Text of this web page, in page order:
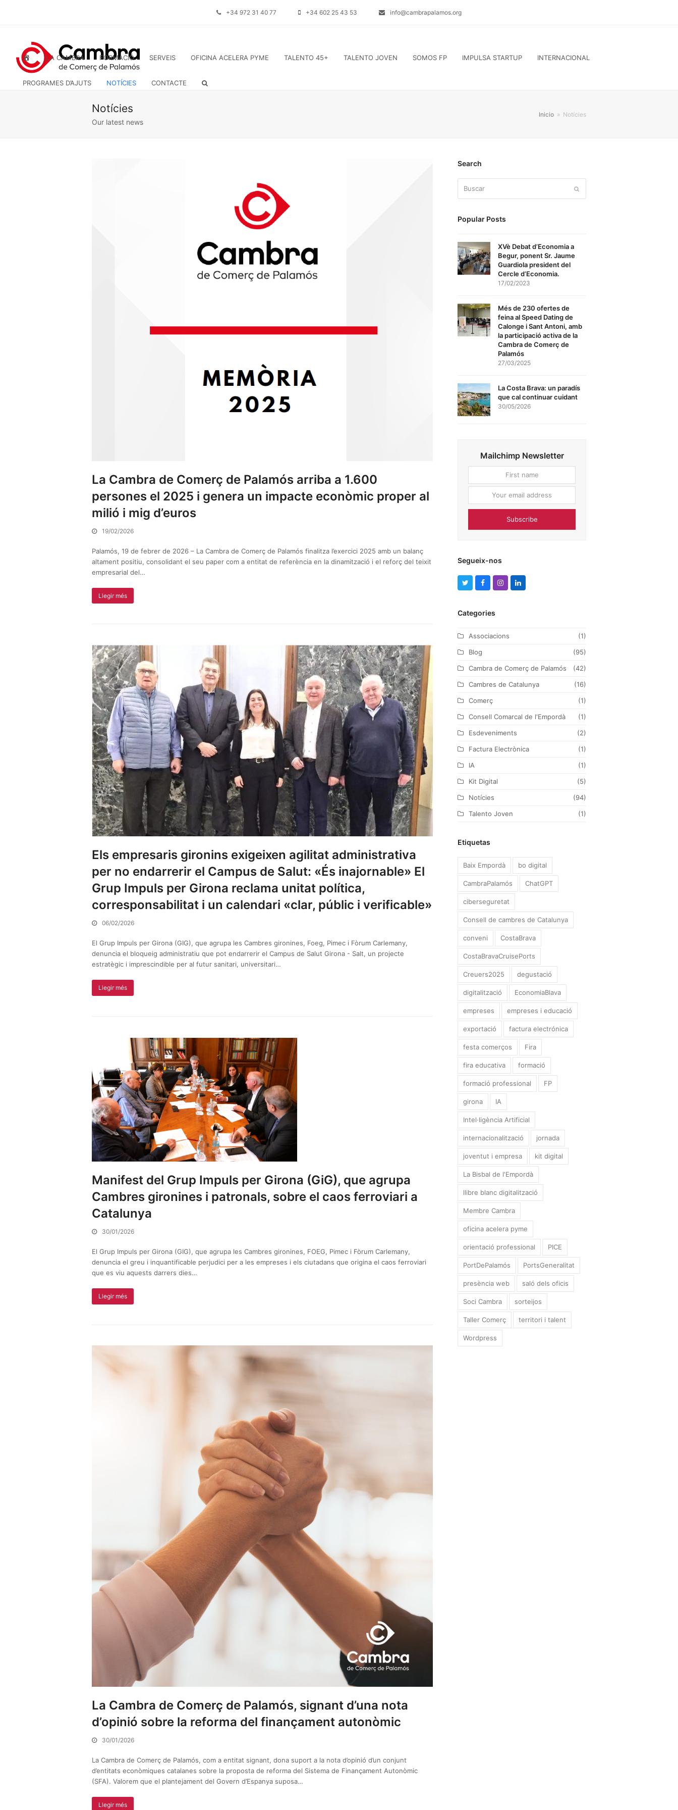
+34 972 31 40 77 +34 602 25 43 53 info@cambrapalamos.org
INICI LA CAMBRA FORMACIÓ SERVEIS OFICINA ACELERA PYME TALENTO 45+ TALENTO JOVEN SOMOS FP IMPULSA STARTUP INTERNACIONAL
PROGRAMES D’AJUTS NOTÍCIES CONTACTE
Notícies
Our latest news
Inicio » Notícies
La Cambra de Comerç de Palamós arriba a 1.600
persones el 2025 i genera un impacte econòmic proper al
milió i mig d’euros
19/02/2026
Palamós, 19 de febrer de 2026 – La Cambra de Comerç de Palamós finalitza l’exercici 2025 amb un balanç
altament positiu, consolidant el seu paper com a entitat de referència en la dinamització i el reforç del teixit
empresarial del…
Llegir més
Els empresaris gironins exigeixen agilitat administrativa
per no endarrerir el Campus de Salut: «És inajornable» El
Grup Impuls per Girona reclama unitat política,
corresponsabilitat i un calendari «clar, públic i verificable»
06/02/2026
El Grup Impuls per Girona (GIG), que agrupa les Cambres gironines, Foeg, Pimec i Fòrum Carlemany,
denuncia el bloqueig administratiu que pot endarrerir el Campus de Salut Girona - Salt, un projecte
estratègic i imprescindible per al futur sanitari, universitari…
Llegir més
Manifest del Grup Impuls per Girona (GiG), que agrupa
Cambres gironines i patronals, sobre el caos ferroviari a
Catalunya
30/01/2026
El Grup Impuls per Girona (GIG), que agrupa les Cambres gironines, FOEG, Pimec i Fòrum Carlemany,
denuncia el greu i inquantificable perjudici per a les empreses i els ciutadans que origina el caos ferroviari
que es viu aquests darrers dies…
Llegir més
La Cambra de Comerç de Palamós, signant d’una nota
d’opinió sobre la reforma del finançament autonòmic
30/01/2026
La Cambra de Comerç de Palamós, com a entitat signant, dona suport a la nota d’opinió d’un conjunt
d’entitats econòmiques catalanes sobre la proposta de reforma del Sistema de Finançament Autonòmic
(SFA). Valorem que el plantejament del Govern d’Espanya suposa…
Llegir més
Search
Popular Posts
XVè Debat d’Economia a
Begur, ponent Sr. Jaume
Guardiola president del
Cercle d’Economia.
17/02/2023
Més de 230 ofertes de
feina al Speed Dating de
Calonge i Sant Antoni, amb
la participació activa de la
Cambra de Comerç de
Palamós
27/03/2025
La Costa Brava: un paradís
que cal continuar cuidant
30/05/2026
Mailchimp Newsletter
name
Subscribe
Segueix-nos
i
r
c
o
k
r
a
I
n
Categories
Associacions
(1)
Blog
(95)
Cambra de Comerç de Palamós
(42)
Cambres de Catalunya
(16)
Comerç
(1)
Consell Comarcal de l'Empordà
(1)
Esdeveniments
(2)
Factura Electrònica
(1)
IA
(1)
Kit Digital
(5)
Notícies
(94)
Talento Joven
(1)
Etiquetas
Baix Empordà bo digital
CambraPalamós ChatGPT
ciberseguretat
Consell de cambres de Catalunya
conveni CostaBrava
CostaBravaCruisePorts
Creuers2025 degustació
digitalització EconomiaBlava
empreses empreses i educació
exportació factura electrónica
festa comerços Fira
fira educativa formació
formació professional FP
girona IA
Intel·ligència Artificial
internacionalització jornada
joventut i empresa kit digital
La Bisbal de l'Empordà
llibre blanc digitalització
Membre Cambra
oficina acelera pyme
orientació professional PICE
PortDePalamós PortsGeneralitat
presència web saló dels oficis
Soci Cambra sorteijos
Taller Comerç territori i talent
Wordpress